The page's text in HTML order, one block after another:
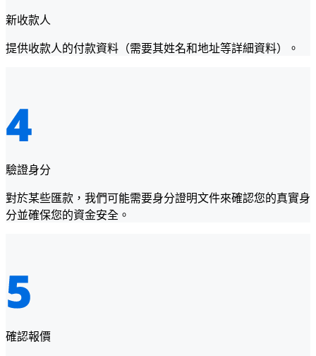
新收款人
提供收款人的付款資料（需要其姓名和地址等詳細資料）。
驗證身分
對於某些匯款，我們可能需要身分證明文件來確認您的真實身
分並確保您的資金安全。
確認報價